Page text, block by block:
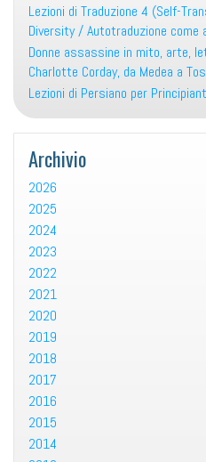
Lezioni di Traduzione 4 (Self-
Diversity / Autotraduzione come
Donne assassine in mito, arte,
Charlotte Corday, da Medea a
Lezioni di Persiano per
Archivio
2026
2025
2024
2023
2022
2021
2020
2019
2018
2017
2016
2015
2014